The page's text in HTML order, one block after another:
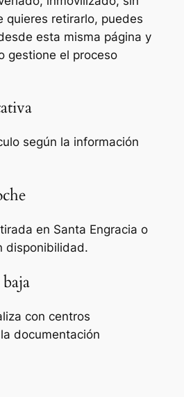
quieres retirarlo, puedes
esta misma página y
gestione el proceso
según la información
en Santa Engracia o
disponibilidad.
con centros
documentación